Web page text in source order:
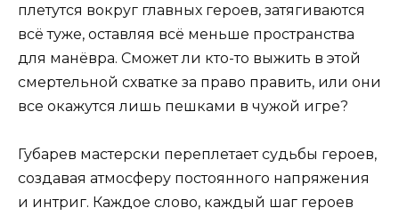
плетутся вокруг главных героев, затягиваются
всё туже, оставляя всё меньше пространства
для манёвра. Сможет ли кто-то выжить в этой
смертельной схватке за право править, или они
все окажутся лишь пешками в чужой игре?
Губарев мастерски переплетает судьбы героев,
создавая атмосферу постоянного напряжения
и интриг. Каждое слово, каждый шаг героев